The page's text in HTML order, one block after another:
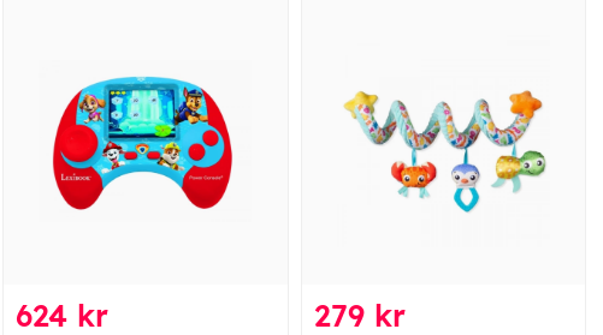
624 kr 279 kr